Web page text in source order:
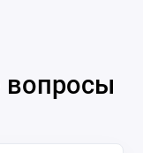
вопросы